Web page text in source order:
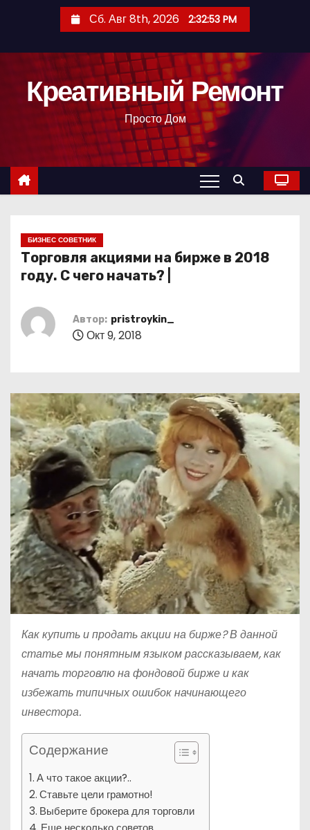
с
Сб. Авг 8th, 2026 2:32:54 PM
Креативный Ремонт
Просто Дом
БИЗНЕС СОВЕТНИК
Торговля акциями на бирже в 2018
году. С чего начать? |
Автор: pristroykin_
Окт 9, 2018
Как купить и продать акции на бирже? В данной
статье мы понятным языком рассказываем, как
начать торговлю на фондовой бирже и как
избежать типичных ошибок начинающего
инвестора.
Содержание
А что такое акции?..
Ставьте цели грамотно!
Выберите брокера для торговли